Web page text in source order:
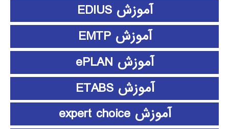
آموزش EDIUS
آموزش EMTP
آموزش ePLAN
آموزش ETABS
آموزش expert choice